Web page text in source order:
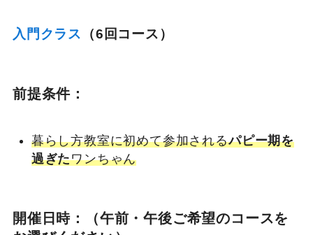
入門クラス （6回コース）
前提条件：
暮らし方教室に初めて参加されるパピー期を
過ぎたワンちゃん
開催日時：（午前・午後ご希望のコースを